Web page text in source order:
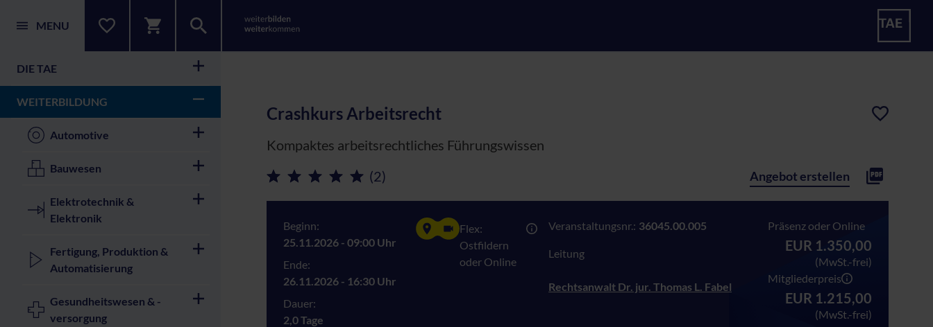
MENU
DIE TAE
WEITERBILDUNG
Automotive
Bauwesen
Elektrotechnik &
Elektronik
Fertigung, Produktion &
Automatisierung
Gesundheitswesen & -
versorgung
Crashkurs Arbeitsrecht
Kompaktes arbeitsrechtliches Führungswissen
(2)
Angebot erstellen
Beginn:
25.11.2026 - 09:00 Uhr
Ende:
26.11.2026 - 16:30 Uhr
Dauer:
2,0 Tage
Flex:
Ostfildern
oder Online
Veranstaltungsnr.: 36045.00.005
Leitung
Rechtsanwalt Dr. jur. Thomas L. Fabel
Präsenz oder Online
EUR 1.350,00
(MwSt.-frei)
Mitgliederpreis
EUR 1.215,00
(MwSt.-frei)